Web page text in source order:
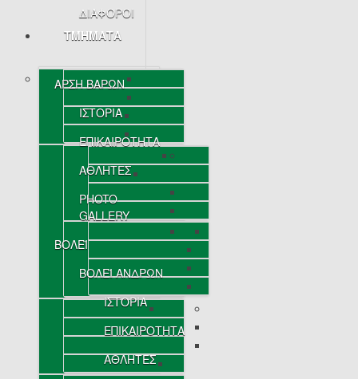
ΔΙΑΦΟΡΟΙ
ΤΜΗΜΑΤΑ
ΑΡΣΗ ΒΑΡΩΝ
ΙΣΤΟΡΙΑ
ΕΠΙΚΑΙΡΟΤΗΤΑ
ΑΘΛΗΤΕΣ
PHOTO
GALLERY
ΒΟΛΕΪ
ΒΟΛΕΪ ΑΝΔΡΩΝ
ΙΣΤΟΡΙΑ
ΕΠΙΚΑΙΡΟΤΗΤΑ
ΑΘΛΗΤΕΣ